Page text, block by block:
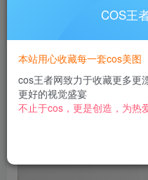
此内容为付费阅读，请付费后
黄金会员免费
立
COS王
本站用心收藏每一套cos美图
cos王者网致力于收藏更多更
更好的视觉盛宴
不止于cos，更是创造，为热